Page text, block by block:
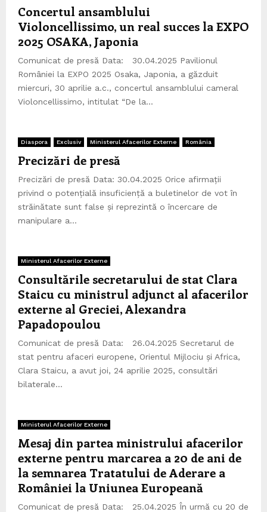
Concertul ansamblului
Violoncellissimo, un real succes la EXPO
2025 OSAKA, Japonia
Comunicat de presă Data: 30.04.2025 Pavilionul
României la EXPO 2025 Osaka, Japonia, a găzduit
miercuri, 30 aprilie a.c., concertul ansamblului cameral
Violoncellissimo, intitulat “De la...
Diaspora Exclusiv Ministerul Afacerilor Externe România
Precizări de presă
Precizări de presă Data: 30.04.2025 Orice afirmații
privind o potențială insuficiență a buletinelor de vot în
străinătate sunt false și reprezintă o încercare de
manipulare a...
Ministerul Afacerilor Externe
Consultările secretarului de stat Clara
Staicu cu ministrul adjunct al afacerilor
externe al Greciei, Alexandra
Papadopoulou
Comunicat de presă Data: 26.04.2025 Secretarul de
stat pentru afaceri europene, Orientul Mijlociu și Africa,
Clara Staicu, a avut joi, 24 aprilie 2025, consultări
bilaterale...
Ministerul Afacerilor Externe
Mesaj din partea ministrului afacerilor
externe pentru marcarea a 20 de ani de
la semnarea Tratatului de Aderare a
României la Uniunea Europeană
Comunicat de presă Data: 25.04.2025 În urmă cu 20 de